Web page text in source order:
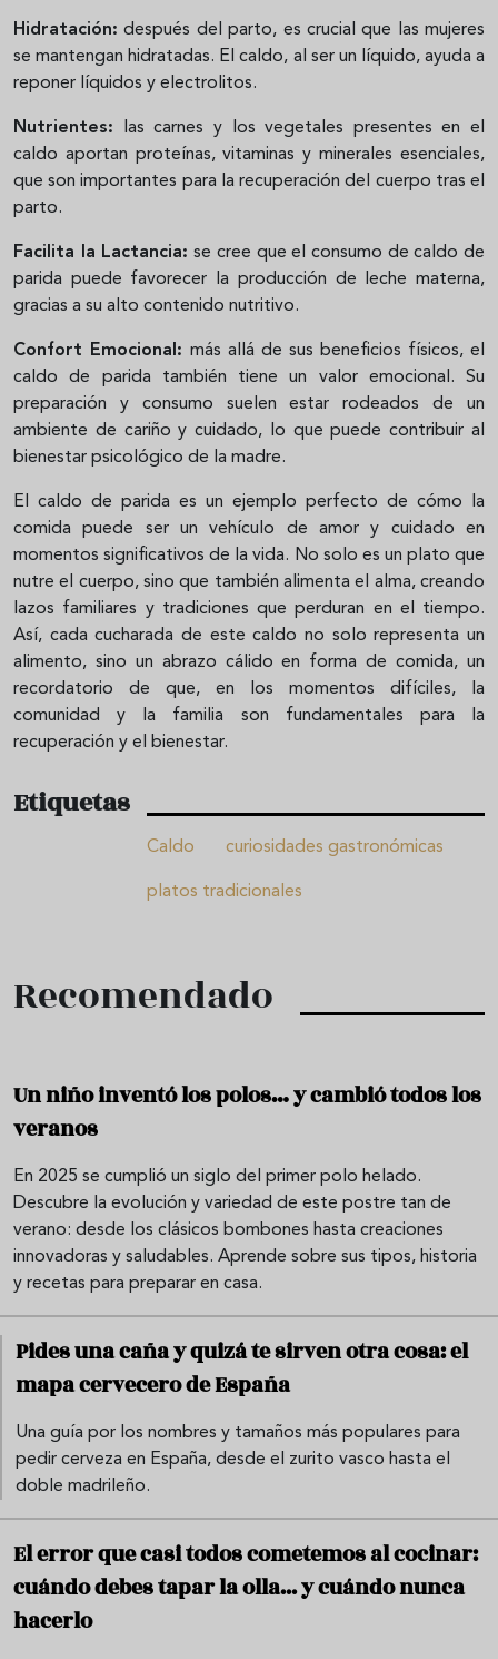
Hidratación: después del parto, es crucial que las mujeres
se mantengan hidratadas. El caldo, al ser un líquido, ayuda a
reponer líquidos y electrolitos.
Nutrientes: las carnes y los vegetales presentes en el
caldo aportan proteínas, vitaminas y minerales esenciales,
que son importantes para la recuperación del cuerpo tras el
parto.
Facilita la Lactancia: se cree que el consumo de caldo de
parida puede favorecer la producción de leche materna,
gracias a su alto contenido nutritivo.
Confort Emocional: más allá de sus beneficios físicos, el
caldo de parida también tiene un valor emocional. Su
preparación y consumo suelen estar rodeados de un
ambiente de cariño y cuidado, lo que puede contribuir al
bienestar psicológico de la madre.
El caldo de parida es un ejemplo perfecto de cómo la
comida puede ser un vehículo de amor y cuidado en
momentos significativos de la vida. No solo es un plato que
nutre el cuerpo, sino que también alimenta el alma, creando
lazos familiares y tradiciones que perduran en el tiempo.
Así, cada cucharada de este caldo no solo representa un
alimento, sino un abrazo cálido en forma de comida, un
recordatorio de que, en los momentos difíciles, la
comunidad y la familia son fundamentales para la
recuperación y el bienestar.
Etiquetas
Caldo curiosidades gastronómicas
platos tradicionales
Recomendado
Un niño inventó los polos… y cambió todos los
veranos
En 2025 se cumplió un siglo del primer polo helado.
Descubre la evolución y variedad de este postre tan de
verano: desde los clásicos bombones hasta creaciones
innovadoras y saludables. Aprende sobre sus tipos, historia
y recetas para preparar en casa.
Pides una caña y quizá te sirven otra cosa: el
mapa cervecero de España
Una guía por los nombres y tamaños más populares para
pedir cerveza en España, desde el zurito vasco hasta el
doble madrileño.
El error que casi todos cometemos al cocinar:
cuándo debes tapar la olla... y cuándo nunca
hacerlo